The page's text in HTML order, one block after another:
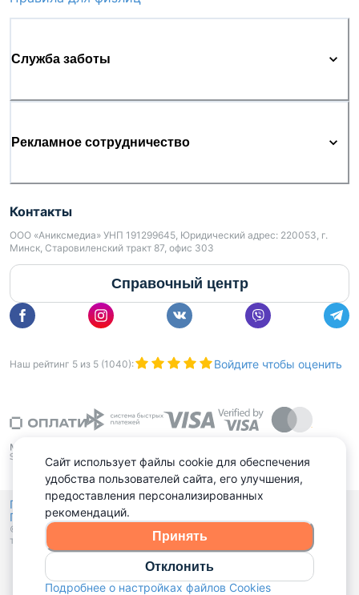
Служба заботы
Рекламное сотрудничество
Контакты
ООО «Аниксмедиа» УНП 191299645, Юридический адрес: 220053, г.
Минск, Старовиленский тракт 87, офис 303
Справочный центр
Наш рейтинг 5 из 5 (1040): Войдите чтобы оценить
Политика конфиденциальности,
Политика обработки файлов куки
© 2015 - 2026, Domovita.by. Копирование материалов допускается
только при наличии активной ссылки.
Сайт использует файлы cookie для обеспечения
удобства пользователей сайта, его улучшения,
предоставления персонализированных
рекомендаций.
Принять
Отклонить
Подробнее о настройках файлов Cookies